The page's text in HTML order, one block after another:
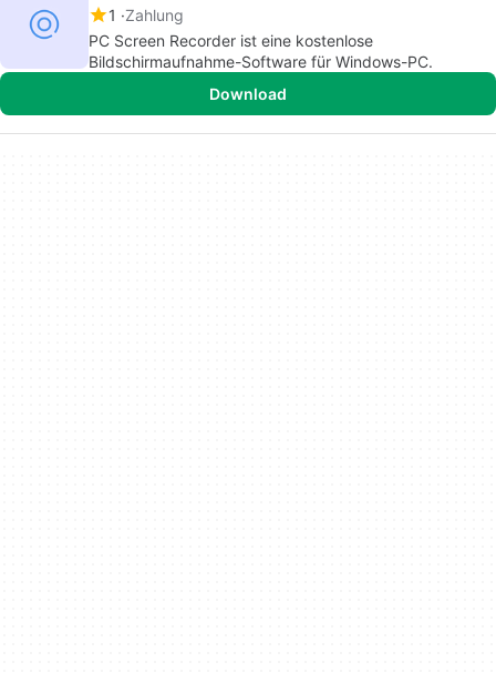
1
Zahlung
PC Screen Recorder ist eine kostenlose
Bildschirmaufnahme-Software für Windows-PC.
Download